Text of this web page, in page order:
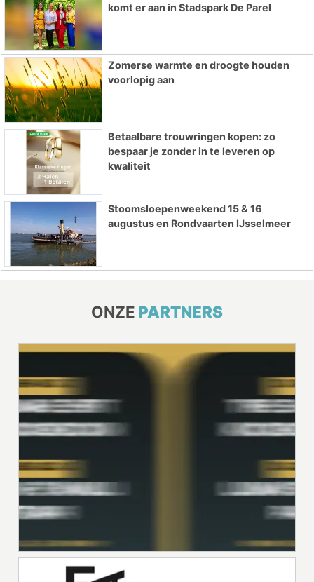
komt er aan in Stadspark De Parel
Zomerse warmte en droogte houden
voorlopig aan
Betaalbare trouwringen kopen: zo
bespaar je zonder in te leveren op
kwaliteit
Stoomsloepenweekend 15 & 16
augustus en Rondvaarten IJsselmeer
ONZE PARTNERS